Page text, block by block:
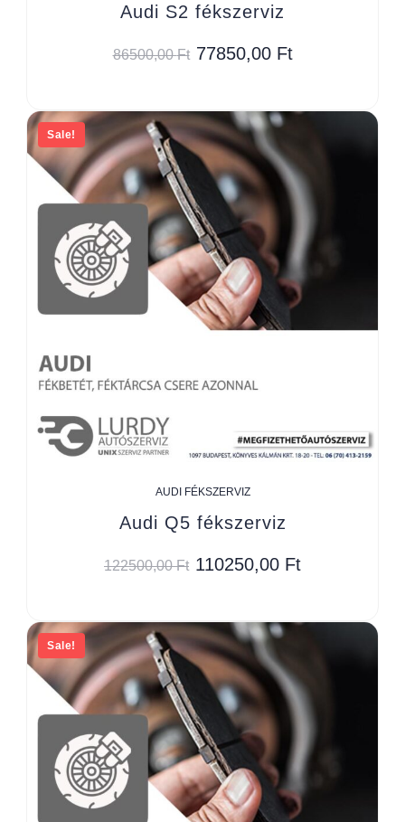
Audi S2 fékszerviz
86500,00Ft 77850,00 Ft
Sale!
AUDI FÉKSZERVIZ
Audi Q5 fékszerviz
122500,00Ft 110250,00 Ft
Sale!